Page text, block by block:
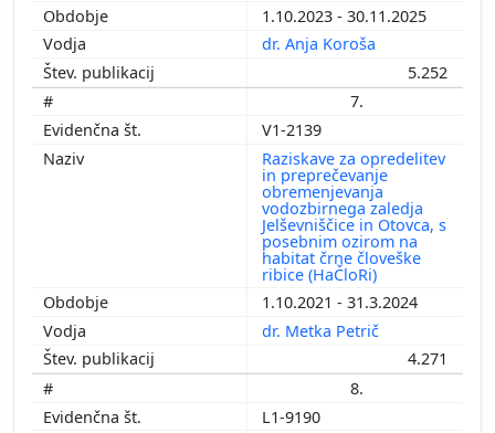
1.10.2023 - 30.11.2025
dr. Anja Koroša
5.252
7.
V1-2139
Raziskave za opredelitev
in preprečevanje
obremenjevanja
vodozbirnega zaledja
Jelševniščice in Otovca, s
posebnim ozirom na
habitat črne človeške
ribice (HaČloRi)
1.10.2021 - 31.3.2024
dr. Metka Petrič
4.271
8.
L1-9190